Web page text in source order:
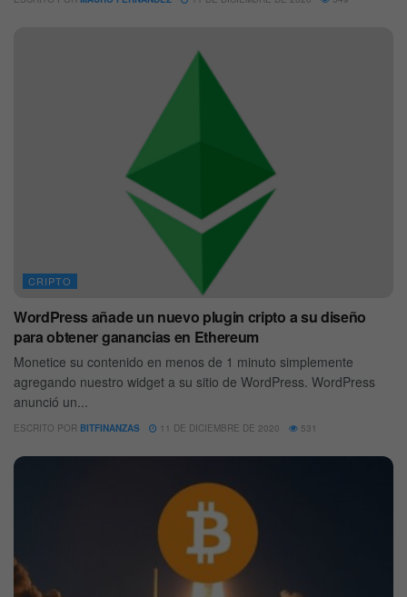
CRIPTO
WordPress añade un nuevo plugin cripto a su diseño
para obtener ganancias en Ethereum
Monetice su contenido en menos de 1 minuto simplemente
agregando nuestro widget a su sitio de WordPress. WordPress
anunció un...
ESCRITO POR BITFINANZAS 11 DE DICIEMBRE DE 2020 531